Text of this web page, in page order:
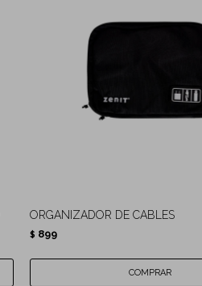
ORGANIZADOR DE CABLES
$ 899